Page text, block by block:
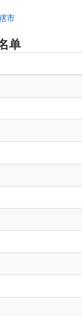
市
单